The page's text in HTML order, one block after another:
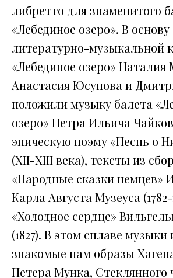
либретто для знаменитого
«Лебединое озеро». В основу
литературно-музыкальной
«Лебединое озеро» Наталия
Анастасия Юсупова и
положили музыку балета
озеро» Петра Ильича
эпическую поэму «Песнь о
(XII-XIII века), тексты из
«Народные сказки немцев»
Карла Августа Музеуса
«Холодное сердце»
(1827). В этом сплаве музыки
знакомые нам образы
Петера Мунка, Стеклянного